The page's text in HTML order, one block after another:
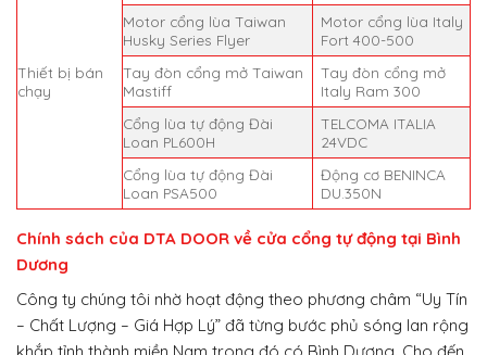
Thiết bị bán
chạy
Motor cổng lùa Taiwan
Husky Series Flyer
Motor cổng lùa Italy
Fort 400-500
Tay đòn cổng mở Taiwan
Mastiff
Tay đòn cổng mở
Italy Ram 300
Cổng lùa tự động Đài
Loan PL600H
TELCOMA ITALIA
24VDC
Cổng lùa tự động Đài
Loan PSA500
Động cơ BENINCA
DU.350N
Chính sách của DTA DOOR về cửa cổng tự động tại Bình
Dương
Công ty chúng tôi nhờ hoạt động theo phương châm “Uy Tín
– Chất Lượng – Giá Hợp Lý” đã từng bước phủ sóng lan rộng